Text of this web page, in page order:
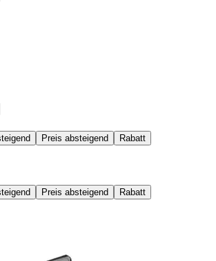
Preis absteigend Rabatt
Preis absteigend Rabatt